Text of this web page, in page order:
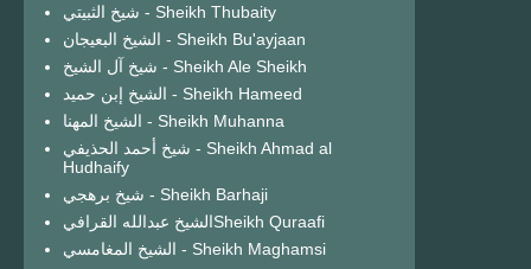
شيخ الثبيتي - Sheikh Thubaity
الشيخ البعيجان - Sheikh Bu'ayjaan
شيخ آل الشيخ - Sheikh Ale Sheikh
الشيخ إبن حميد - Sheikh Hameed
الشيخ المهنا - Sheikh Muhanna
شيخ أحمد الحذيفي - Sheikh Ahmad al
Hudhaify
شيخ برهجي - Sheikh Barhaji
الشيخ عبدالله القرافيSheikh Quraafi
الشيخ المغامسي - Sheikh Maghamsi